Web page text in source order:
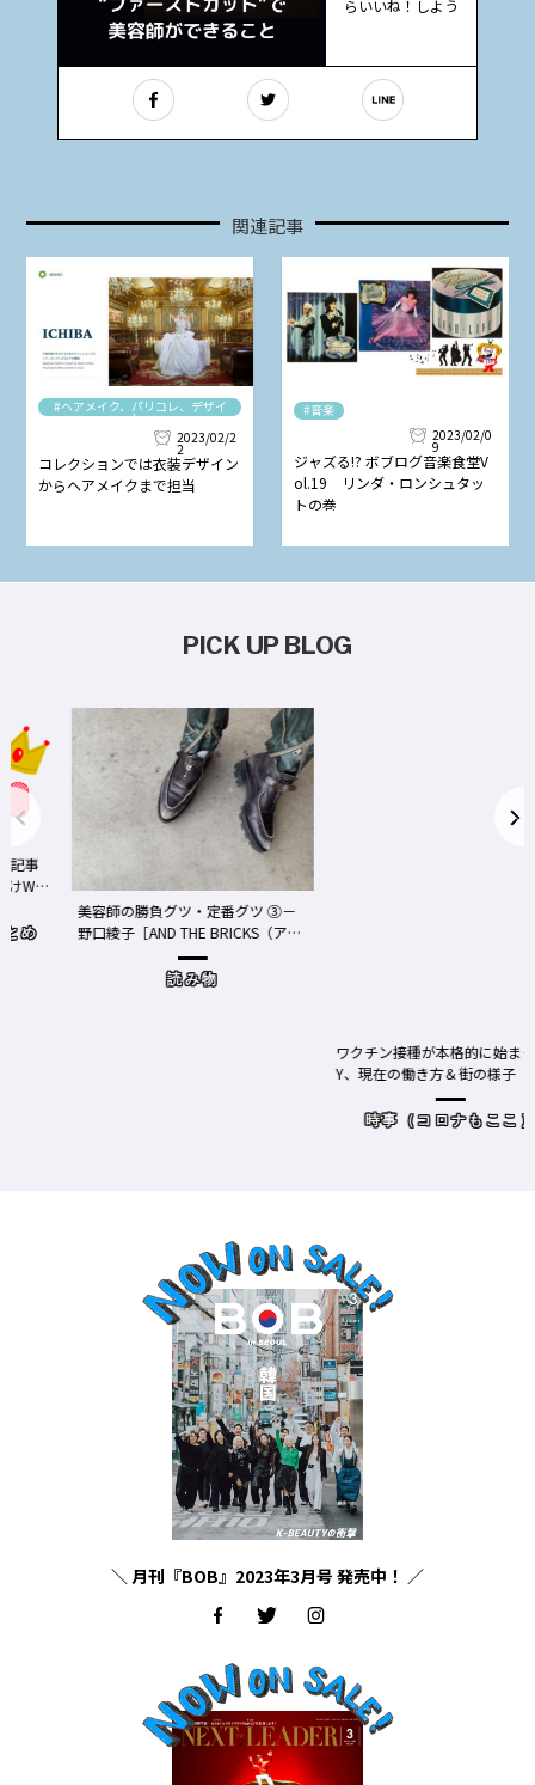
らいいね！しよう
関連記事
#ヘアメイク、パリコレ、デザイ
ナー
2023/02/2
2
コレクションでは衣装デザイン
からヘアメイクまで担当
#音楽
2023/02/0
9
ジャズる!? ボブログ音楽食堂V
ol.19 リンダ・ロンシュタッ
トの巻
PICK UP BLOG
美容師の勝負グツ・定番グツ ③－
野口綾子［AND THE BRICKS（アン
ドザブリックス）／神奈川県鎌倉
読み物
ワクチン接種が本格的に始まったN
Y、現在の働き方＆街の様子
時事（コロナもここ）
＼ 月刊『BOB』2023年3月号 発売中！ ／